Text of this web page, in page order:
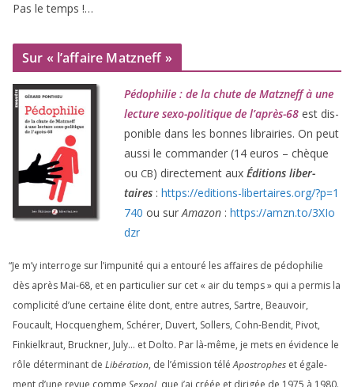
Pas le temps !…
Sur « l’affaire Matzneff »
Pédophilie : de la chute de Matzneff à une
lec­ture sexo-poli­tique de l’après-68 est dis­
po­nible dans les bonnes librai­ries. On peut
aus­si le com­man­der (14 euros – chèque
ou CB) direc­te­ment aux Éditions liber­
taires : https://​edi​tions​-liber​taires​.org/​?​p​=​1
740 ou surAmazon : https://​amzn​.to/​3​X​I​o​
dzr
“Je m’y inter­roge sur l’impunité qui a entou­ré les affaires de pédo­phi­lie
dès après Mai-68, et en par­ti­cu­lier sur cet « air du temps » qui a per­mis la
com­pli­ci­té d’une cer­taine élite dont, entre autres, Sartre, Beauvoir,
Foucault, Hocquenghem, Schérer, Duvert, Sollers, Cohn-Bendit, Pivot,
Finkielkraut, Bruckner, July… et Dolto. Par là-même, je mets en évi­dence le
rôle déter­mi­nant de Libération, de l’émission téléApostrophes et éga­le­